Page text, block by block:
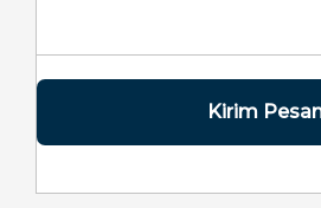
Kirim